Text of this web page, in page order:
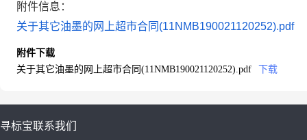
附件信息：
关于其它油墨的网上超市合同(11NMB190021120252).pdf
附件下载
关于其它油墨的网上超市合同(11NMB190021120252).pdf
下载
寻标宝联系我们